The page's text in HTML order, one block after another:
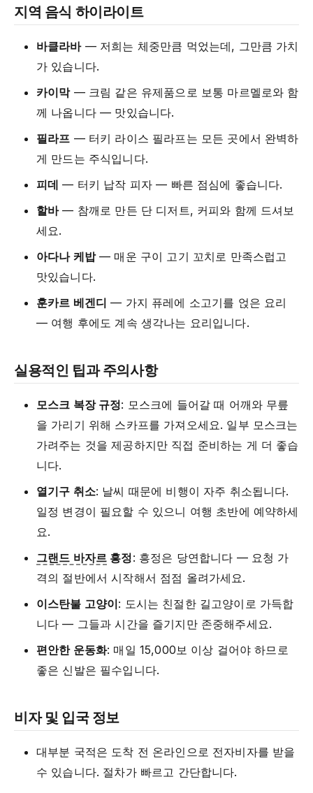
지역 음식 하이라이트
바클라바— 저희는 체중만큼 먹었는데, 그만큼 가치
가 있습니다.
카이막— 크림 같은 유제품으로 보통 마르멜로와 함
께 나옵니다 — 맛있습니다.
필라프 — 터키 라이스 필라프는 모든 곳에서 완벽하
게 만드는 주식입니다.
피데 — 터키 납작 피자 — 빠른 점심에 좋습니다.
할바— 참깨로 만든 단 디저트, 커피와 함께 드셔보
세요.
아다나 케밥— 매운 구이 고기 꼬치로 만족스럽고
맛있습니다.
훈카르 베겐디 — 가지 퓨레에 소고기를 얹은 요리
— 여행 후에도 계속 생각나는 요리입니다.
실용적인 팁과 주의사항
모스크 복장 규정: 모스크에 들어갈 때 어깨와 무릎
을 가리기 위해 스카프를 가져오세요. 일부 모스크는
가려주는 것을 제공하지만 직접 준비하는 게 더 좋습
니다.
열기구 취소: 날씨 때문에 비행이 자주 취소됩니다.
일정 변경이 필요할 수 있으니 여행 초반에 예약하세
요.
그랜드 바자르 흥정: 흥정은 당연합니다 — 요청 가
격의 절반에서 시작해서 점점 올려가세요.
이스탄불 고양이: 도시는 친절한 길고양이로 가득합
니다 — 그들과 시간을 즐기지만 존중해주세요.
편안한 운동화: 매일 15,000보 이상 걸어야 하므로
좋은 신발은 필수입니다.
비자 및 입국 정보
대부분 국적은 도착 전 온라인으로 전자비자를 받을
수 있습니다. 절차가 빠르고 간단합니다.